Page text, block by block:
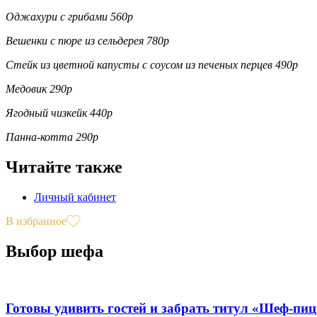
Оджахури с грибами 560р
Вешенки с пюре из сельдерея 780р
Стейк из цветной капусты с соусом из печеных перцев 490р
Медовик 290р
Ягодный чизкейк 440р
Панна-котта 290р
Читайте также
Личный кабинет
В избранное
Выбор шефа
Готовы удивить гостей и забрать титул «Шеф-